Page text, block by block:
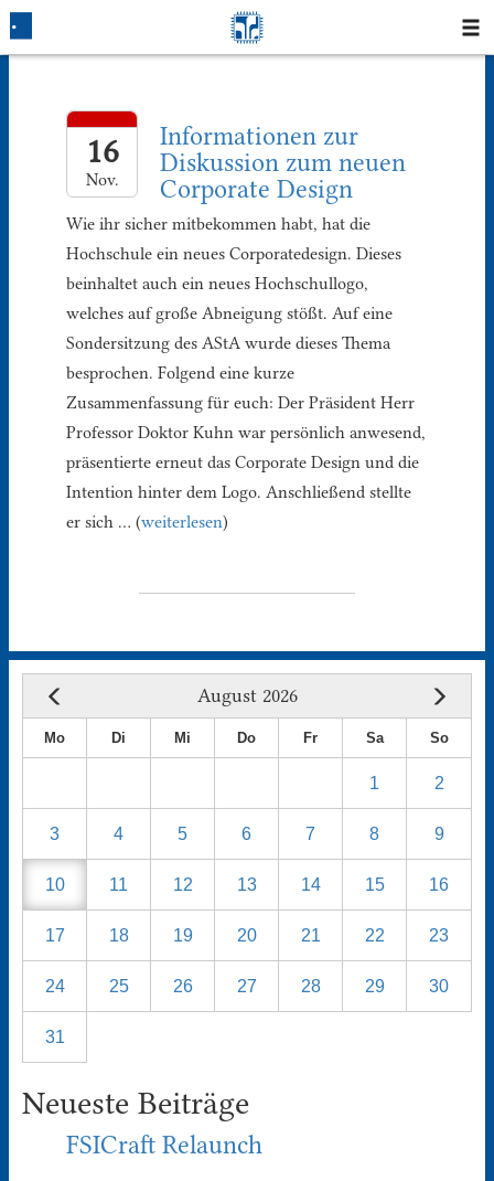
Blog
Fotos
Login
Klausuren
Protokolle
Ausleihe
16
Nov.
Informationen zur
Diskussion zum neuen
Corporate Design
Wie ihr sicher mitbekommen habt, hat die
Hochschule ein neues Corporatedesign. Dieses
beinhaltet auch ein neues Hochschullogo,
welches auf große Abneigung stößt. Auf eine
Sondersitzung des AStA wurde dieses Thema
besprochen. Folgend eine kurze
Zusammenfassung für euch: Der Präsident Herr
Professor Doktor Kuhn war persönlich anwesend,
präsentierte erneut das Corporate Design und die
Intention hinter dem Logo. Anschließend stellte
er sich … (weiterlesen)
August 2026
Mo Di Mi Do Fr Sa So
1 2
3 4 5 6 7 8 9
10 11 12 13 14 15 16
17 18 19 20 21 22 23
24 25 26 27 28 29 30
31
Neueste Beiträge
FSICraft Relaunch